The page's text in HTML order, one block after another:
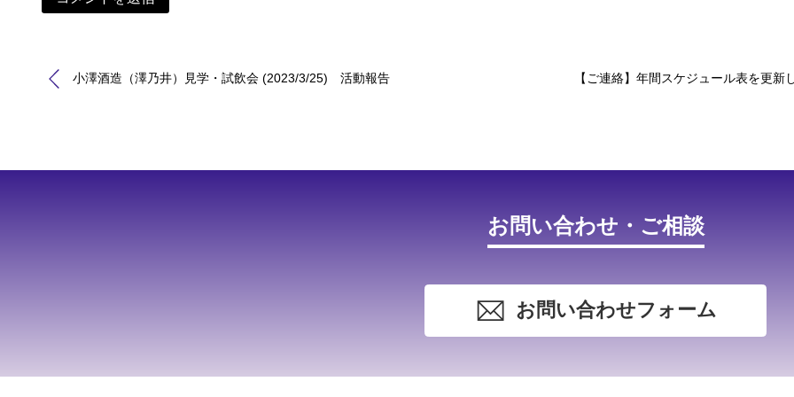
小澤酒造（澤乃井）見学・試飲会 (2023/3/25) 活動報告 【ご連絡】年間スケジュール表を更新
お問い合わせ・ご相談
お問い合わせフォーム